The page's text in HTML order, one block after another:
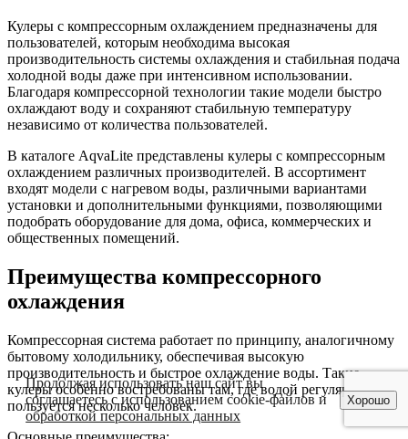
Кулеры с компрессорным охлаждением предназначены для
пользователей, которым необходима высокая
производительность системы охлаждения и стабильная подача
холодной воды даже при интенсивном использовании.
Благодаря компрессорной технологии такие модели быстро
охлаждают воду и сохраняют стабильную температуру
независимо от количества пользователей.
В каталоге AqvaLite представлены кулеры с компрессорным
охлаждением различных производителей. В ассортимент
входят модели с нагревом воды, различными вариантами
установки и дополнительными функциями, позволяющими
подобрать оборудование для дома, офиса, коммерческих и
общественных помещений.
Преимущества компрессорного
охлаждения
Компрессорная система работает по принципу, аналогичному
бытовому холодильнику, обеспечивая высокую
производительность и быстрое охлаждение воды. Такие
кулеры особенно востребованы там, где водой регулярно
пользуется несколько человек.
Продолжая использовать наш сайт вы
соглашаетесь с использованием cookie-файлов и
обработкой персональных данных
Хорошо